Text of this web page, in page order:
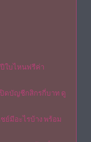
ใบไหนฟรีค่า
ปิดบัญชีกสิกรกี่บาท ดู
ย์มีอะไรบ้าง พร้อม